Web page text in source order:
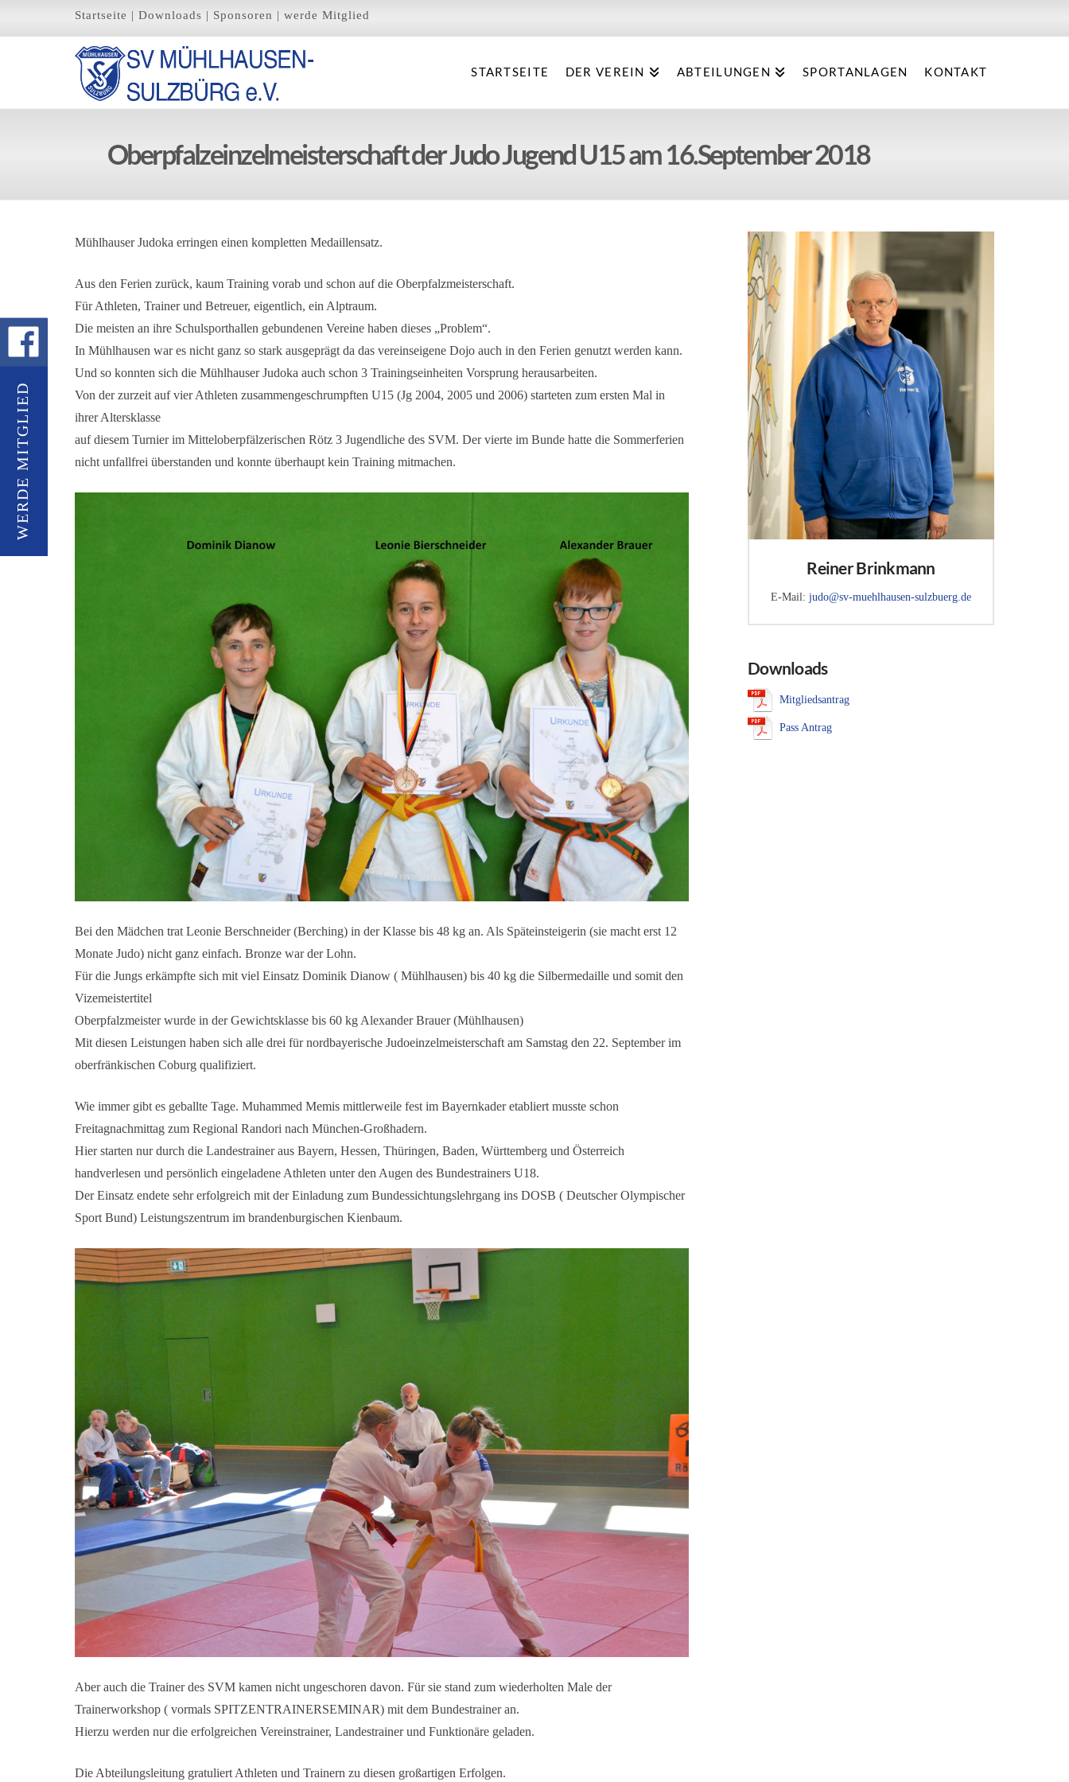
Startseite |Downloads | Sponsoren |werde Mitglied
STARTSEITE DER VEREIN ABTEILUNGEN SPORTANLAGEN KONTAKT
Oberpfalzeinzelmeisterschaft der Judo Jugend U15 am 16.September 2018
Mühlhauser Judoka erringen einen kompletten Medaillensatz.
Aus den Ferien zurück, kaum Training vorab und schon auf die Oberpfalzmeisterschaft.
Für Athleten, Trainer und Betreuer, eigentlich, ein Alptraum.
Die meisten an ihre Schulsporthallen gebundenen Vereine haben dieses „Problem“.
In Mühlhausen war es nicht ganz so stark ausgeprägt da das vereinseigene Dojo auch in den Ferien genutzt werden kann.
Und so konnten sich die Mühlhauser Judoka auch schon 3 Trainingseinheiten Vorsprung herausarbeiten.
Von der zurzeit auf vier Athleten zusammengeschrumpften U15 (Jg 2004, 2005 und 2006) starteten zum ersten Mal in
ihrer Altersklasse
auf diesem Turnier im Mitteloberpfälzerischen Rötz 3 Jugendliche des SVM. Der vierte im Bunde hatte die Sommerferien
nicht unfallfrei überstanden und konnte überhaupt kein Training mitmachen.
Bei den Mädchen trat Leonie Berschneider (Berching) in der Klasse bis 48 kg an. Als Späteinsteigerin (sie macht erst 12
Monate Judo) nicht ganz einfach. Bronze war der Lohn.
Für die Jungs erkämpfte sich mit viel Einsatz Dominik Dianow ( Mühlhausen) bis 40 kg die Silbermedaille und somit den
Vizemeistertitel
Oberpfalzmeister wurde in der Gewichtsklasse bis 60 kg Alexander Brauer (Mühlhausen)
Mit diesen Leistungen haben sich alle drei für nordbayerische Judoeinzelmeisterschaft am Samstag den 22. September im
oberfränkischen Coburg qualifiziert.
Wie immer gibt es geballte Tage. Muhammed Memis mittlerweile fest im Bayernkader etabliert musste schon
Freitagnachmittag zum Regional Randori nach München-Großhadern.
Hier starten nur durch die Landestrainer aus Bayern, Hessen, Thüringen, Baden, Württemberg und Österreich
handverlesen und persönlich eingeladene Athleten unter den Augen des Bundestrainers U18.
Der Einsatz endete sehr erfolgreich mit der Einladung zum Bundessichtungslehrgang ins DOSB ( Deutscher Olympischer
Sport Bund) Leistungszentrum im brandenburgischen Kienbaum.
Aber auch die Trainer des SVM kamen nicht ungeschoren davon. Für sie stand zum wiederholten Male der
Trainerworkshop ( vormals SPITZENTRAINERSEMINAR) mit dem Bundestrainer an.
Hierzu werden nur die erfolgreichen Vereinstrainer, Landestrainer und Funktionäre geladen.
Die Abteilungsleitung gratuliert Athleten und Trainern zu diesen großartigen Erfolgen.
Reiner Brinkmann
E-Mail:judo@sv-muehlhausen-sulzbuerg.de
Downloads
Mitgliedsantrag
Pass Antrag
WERDE MITGLIED